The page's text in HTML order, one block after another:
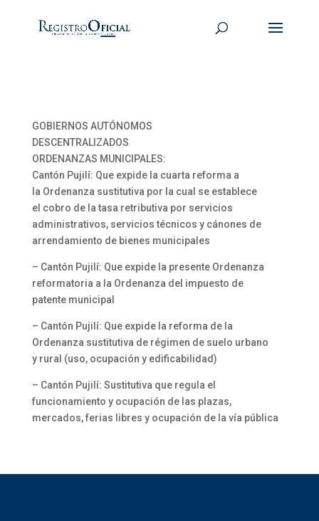
GOBIERNOS AUTÓNOMOS
DESCENTRALIZADOS
ORDENANZAS MUNICIPALES:
Cantón Pujilí: Que expide la cuarta reforma a
la Ordenanza sustitutiva por la cual se establece
el cobro de la tasa retributiva por servicios
administrativos, servicios técnicos y cánones de
arrendamiento de bienes municipales
– Cantón Pujilí: Que expide la presente Ordenanza
reformatoria a la Ordenanza del impuesto de
patente municipal
– Cantón Pujilí: Que expide la reforma de la
Ordenanza sustitutiva de régimen de suelo urbano
y rural (uso, ocupación y edificabilidad)
– Cantón Pujilí: Sustitutiva que regula el
funcionamiento y ocupación de las plazas,
mercados, ferias libres y ocupación de la vía pública